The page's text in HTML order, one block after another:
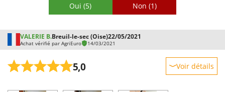
Oui (5) Non (1)
VALERIE B.Breuil-le-sec (Oise)22/05/2021
Achat vérifié par AgriEuro 14/03/2021
5,0 Voir détails